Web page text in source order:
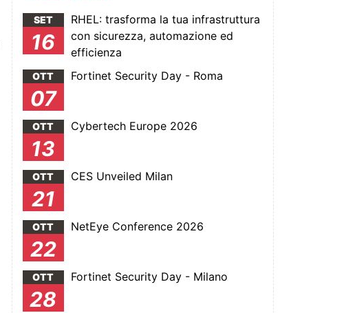
SET
16
RHEL: trasforma la tua infrastruttura
con sicurezza, automazione ed
efficienza
OTT
07
Fortinet Security Day - Roma
OTT
13
Cybertech Europe 2026
OTT
21
CES Unveiled Milan
OTT
22
NetEye Conference 2026
OTT
28
Fortinet Security Day - Milano